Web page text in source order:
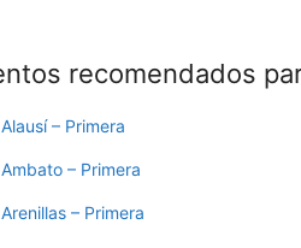
recomendados
– Primera
– Primera
– Primera